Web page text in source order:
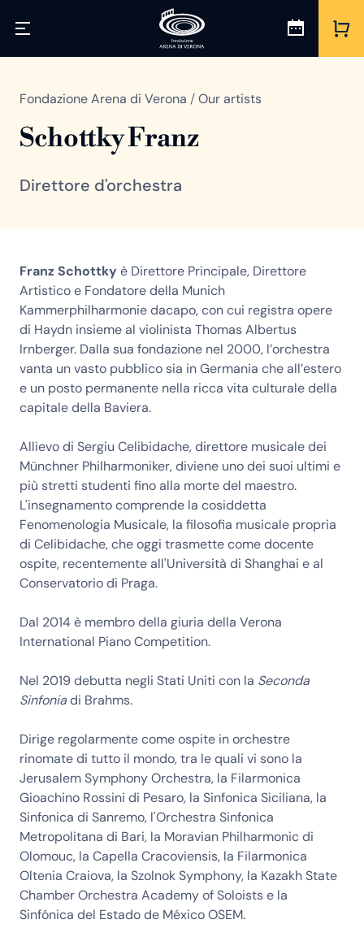
Fondazione Arena di Verona /Our artists
Schottky Franz
Direttore d'orchestra
Franz Schottky è Direttore Principale, Direttore
Artistico e Fondatore della Munich
Kammerphilharmonie dacapo, con cui registra opere
di Haydn insieme al violinista Thomas Albertus
Irnberger. Dalla sua fondazione nel 2000, l’orchestra
vanta un vasto pubblico sia in Germania che all’estero
e un posto permanente nella ricca vita culturale della
capitale della Baviera.
Allievo di Sergiu Celibidache, direttore musicale dei
Münchner Philharmoniker, diviene uno dei suoi ultimi e
più stretti studenti fino alla morte del maestro.
L'insegnamento comprende la cosiddetta
Fenomenologia Musicale, la filosofia musicale propria
di Celibidache, che oggi trasmette come docente
ospite, recentemente all'Università di Shanghai e al
Conservatorio di Praga.
Dal 2014 è membro della giuria della Verona
International Piano Competition.
Nel 2019 debutta negli Stati Uniti con la Seconda
Sinfoniadi Brahms.
Dirige regolarmente come ospite in orchestre
rinomate di tutto il mondo, tra le quali vi sono la
Jerusalem Symphony Orchestra, la Filarmonica
Gioachino Rossini di Pesaro, la Sinfonica Siciliana, la
Sinfonica di Sanremo, l'Orchestra Sinfonica
Metropolitana di Bari, la Moravian Philharmonic di
Olomouc, la Capella Cracoviensis, la Filarmonica
Oltenia Craiova, la Szolnok Symphony, la Kazakh State
Chamber Orchestra Academy of Soloists e la
Sinfónica del Estado de México OSEM.